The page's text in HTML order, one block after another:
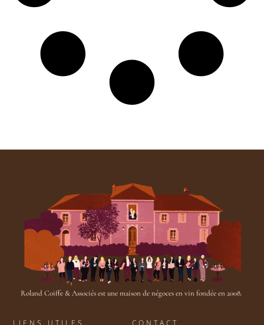
Roland Coiffe & Associés est une maison de négoces en vin fondée en 2008.
LIENS UTILES CONTACT